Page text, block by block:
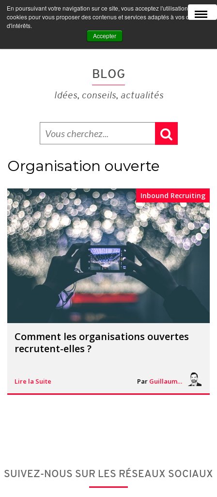
En poursuivant votre navigation sur ce site, vous acceptez l'utilisation de
cookies pour vous proposer des contenus et services adaptés à vos centres
d'intérêts.
Accepter
MENU
BLOG
Idées, conseils, actualités
Organisation ouverte
Comment les organisations ouvertes
recrutent-elles ?
Lire la Suite Par Guillaume Vigneron
Inbound Recruiting
SUIVEZ-NOUS SUR LES RÉSEAUX SOCIAUX